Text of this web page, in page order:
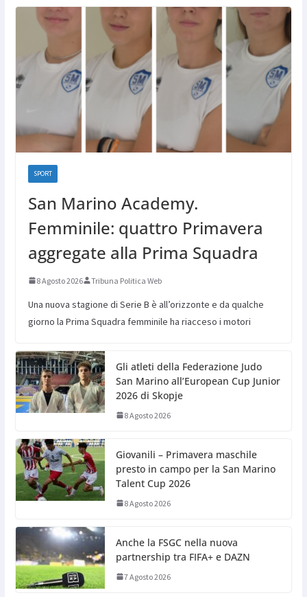
SPORT
San Marino Academy.
Femminile: quattro Primavera
aggregate alla Prima Squadra
8 Agosto 2026 Tribuna Politica Web
Una nuova stagione di Serie B è all’orizzonte e da qualche
giorno la Prima Squadra femminile ha riacceso i motori
Gli atleti della Federazione Judo
San Marino all’European Cup Junior
2026 di Skopje
8 Agosto 2026
Giovanili – Primavera maschile
presto in campo per la San Marino
Talent Cup 2026
8 Agosto 2026
Anche la FSGC nella nuova
partnership tra FIFA+ e DAZN
7 Agosto 2026